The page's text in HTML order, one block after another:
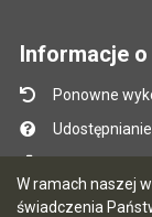
W ramach naszej
świadczenia
Informacje
Ponowne
Mapa serwisu
Instrukcja